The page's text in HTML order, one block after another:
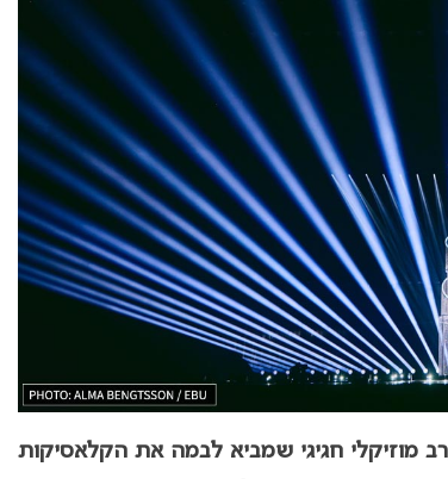
מוזיקלי חגיגי שמביא לבמה את הקלאסיקות